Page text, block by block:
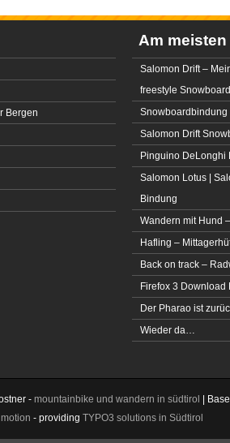
Bergen
Am meisten
Salomon Drift –
freestyle Snowboard
Snowboardbindung
Salomon Drift
Pinguino DeLonghi
Salomon Lotus |
Bindung
Wandern mit Hund
Hafling –
Back on track –
Firefox 3 Download
Der Pharao ist
Wieder da…
- mountainbike und wandern in südtirol |
- providing TYPO3 solutions in Südtirol